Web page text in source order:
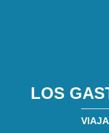
LOS